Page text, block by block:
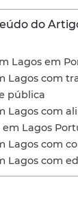
do
Lagos em
Lagos com
pública
Lagos com
Lagos
Lagos com
Lagos com